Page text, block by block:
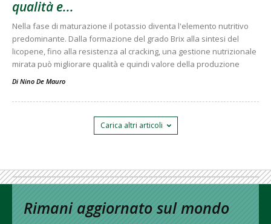
qualità e...
Nella fase di maturazione il potassio diventa l'elemento nutritivo
predominante. Dalla formazione del grado Brix alla sintesi del
licopene, fino alla resistenza al cracking, una gestione nutrizionale
mirata può migliorare qualità e quindi valore della produzione
Di Nino De Mauro
Carica altri articoli
Rimani aggiornato sul mondo